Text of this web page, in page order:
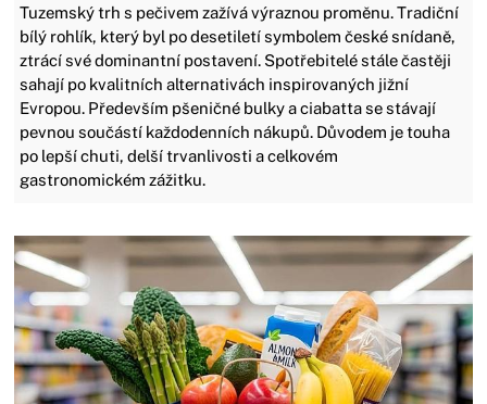
Tuzemský trh s pečivem zažívá výraznou proměnu. Tradiční
bílý rohlík, který byl po desetiletí symbolem české snídaně,
ztrácí své dominantní postavení. Spotřebitelé stále častěji
sahají po kvalitních alternativách inspirovaných jižní
Evropou. Především pšeničné bulky a ciabatta se stávají
pevnou součástí každodenních nákupů. Důvodem je touha
po lepší chuti, delší trvanlivosti a celkovém
gastronomickém zážitku.